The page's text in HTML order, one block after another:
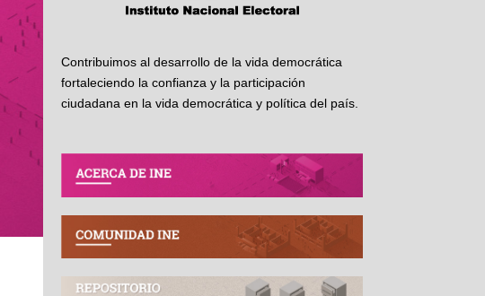
Contribuimos al desarrollo de la vida democrática
fortaleciendo la confianza y la participación
ciudadana en la vida democrática y política del país.